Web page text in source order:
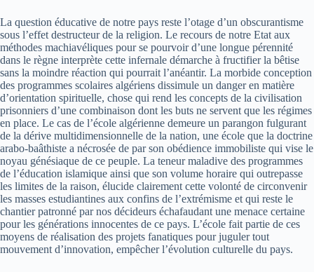
La question éducative de notre pays reste l’otage d’un obscurantisme
sous l’effet destructeur de la religion. Le recours de notre Etat aux
méthodes machiavéliques pour se pourvoir d’une longue pérennité
dans le règne interprète cette infernale démarche à fructifier la bêtise
sans la moindre réaction qui pourrait l’anéantir. La morbide conception
des programmes scolaires algériens dissimule un danger en matière
d’orientation spirituelle, chose qui rend les concepts de la civilisation
prisonniers d’une combinaison dont les buts ne servent que les régimes
en place. Le cas de l’école algérienne demeure un parangon fulgurant
de la dérive multidimensionnelle de la nation, une école que la doctrine
arabo-baâthiste a nécrosée de par son obédience immobiliste qui vise le
noyau génésiaque de ce peuple. La teneur maladive des programmes
de l’éducation islamique ainsi que son volume horaire qui outrepasse
les limites de la raison, élucide clairement cette volonté de circonvenir
les masses estudiantines aux confins de l’extrémisme et qui reste le
chantier patronné par nos décideurs échafaudant une menace certaine
pour les générations innocentes de ce pays. L’école fait partie de ces
moyens de réalisation des projets fanatiques pour juguler tout
mouvement d’innovation, empêcher l’évolution culturelle du pays.